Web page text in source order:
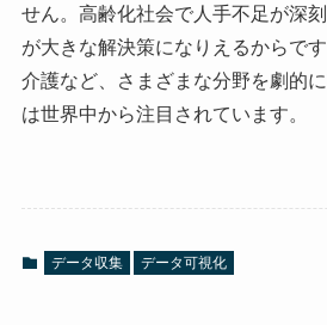
せん。高齢化社会で人手不足が深
が大きな解決策になりえるからで
介護など、さまざまな分野を劇的
は世界中から注目されています。
データ収集 データ可視化